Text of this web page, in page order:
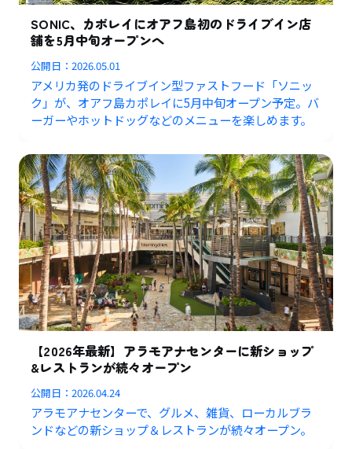
SONIC、カポレイにオアフ島初のドライブイン店
舗を5月中旬オープンへ
公開日：2026.05.01
アメリカ発のドライブイン型ファストフード「ソニッ
ク」が、オアフ島カポレイに5月中旬オープン予定。バ
ーガーやホットドッグなどのメニューを楽しめます。
【2026年最新】アラモアナセンターに新ショップ
&レストランが続々オープン
公開日：2026.04.24
アラモアナセンターで、グルメ、雑貨、ローカルブラ
ンドなどの新ショップ＆レストランが続々オープン。